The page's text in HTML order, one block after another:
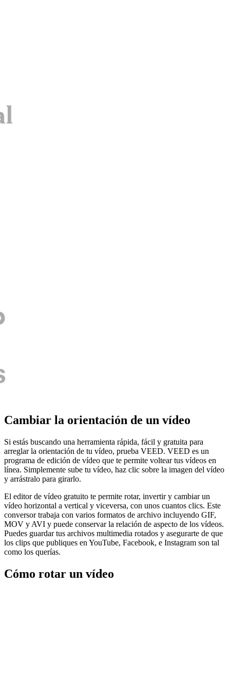
Cambiar la orientación de un vídeo
Si estás buscando una herramienta rápida, fácil y gratuita para
arreglar la orientación de tu vídeo, prueba VEED. VEED es un
programa de edición de vídeo que te permite voltear tus vídeos en
línea. Simplemente sube tu vídeo, haz clic sobre la imagen del vídeo
y arrástralo para girarlo.
El editor de vídeo gratuito te permite rotar, invertir y cambiar un
vídeo horizontal a vertical y viceversa, con unos cuantos clics. Este
conversor trabaja con varios formatos de archivo incluyendo GIF,
MOV y AVI y puede conservar la relación de aspecto de los vídeos.
Puedes guardar tus archivos multimedia rotados y asegurarte de que
los clips que publiques en YouTube, Facebook, e Instagram son tal
como los querías.
Cómo rotar un vídeo